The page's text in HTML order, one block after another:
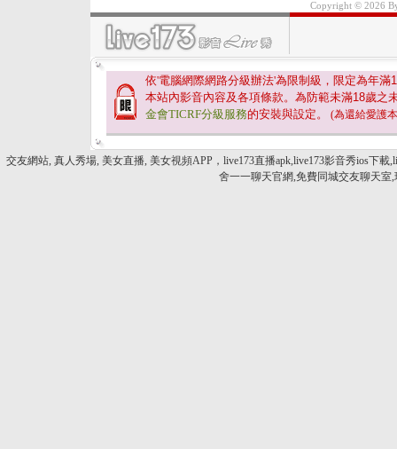
Copyright © 2026
依'電腦網際網路分級辦法'為限制級，限定為年滿
本站內影音內容及各項條款。為防範未滿18歲之
金會TICRF分級服務的安裝與設定。 (為還給愛護
交友網站, 真人秀場, 美女直播, 美女視頻APP，live173直播apk,live173影音秀ios下
舍一一聊天官網,免費同城交友聊天